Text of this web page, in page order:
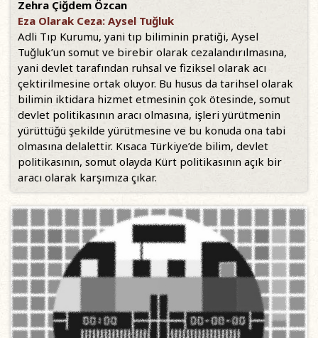
Zehra Çiğdem Özcan
Eza Olarak Ceza: Aysel Tuğluk
Adli Tıp Kurumu, yani tıp biliminin pratiği, Aysel
Tuğluk’un somut ve birebir olarak cezalandırılmasına,
yani devlet tarafından ruhsal ve fiziksel olarak acı
çektirilmesine ortak oluyor. Bu husus da tarihsel olarak
bilimin iktidara hizmet etmesinin çok ötesinde, somut
devlet politikasının aracı olmasına, işleri yürütmenin
yürüttüğü şekilde yürütmesine ve bu konuda ona tabi
olmasına delalettir. Kısaca Türkiye’de bilim, devlet
politikasının, somut olayda Kürt politikasının açık bir
aracı olarak karşımıza çıkar.